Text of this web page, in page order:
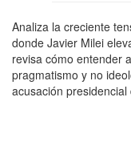
Analiza la creciente
donde Javier Milei
revisa cómo entender
pragmatismo y no
acusación